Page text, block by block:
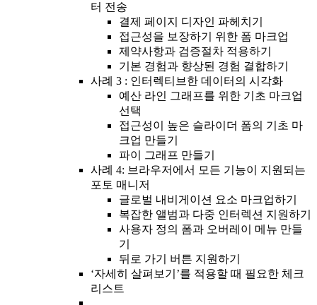
터 전송
결제 페이지 디자인 파헤치기
접근성을 보장하기 위한 폼 마크업
제약사항과 검증절차 적용하기
기본 경험과 향상된 경험 결합하기
사례 3 : 인터렉티브한 데이터의 시각화
예산 라인 그래프를 위한 기초 마크업
선택
접근성이 높은 슬라이더 폼의 기초 마
크업 만들기
파이 그래프 만들기
사례 4: 브라우저에서 모든 기능이 지원되는
포토 매니저
글로벌 내비게이션 요소 마크업하기
복잡한 앨범과 다중 인터렉션 지원하기
사용자 정의 폼과 오버레이 메뉴 만들
기
뒤로 가기 버튼 지원하기
‘자세히 살펴보기’를 적용할 때 필요한 체크
리스트